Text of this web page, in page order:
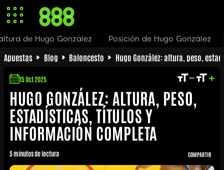
Apuestas Blog Baloncesto Hugo González: altura, peso,
HUGO GONZÁLEZ: ALTURA, PESO,
ESTADÍSTICAS, TÍTULOS Y
INFORMACIÓN COMPLETA
15 Oct 2025
5 minutos de lectura COMPARTIR
Posición de Hugo González Trayectoria